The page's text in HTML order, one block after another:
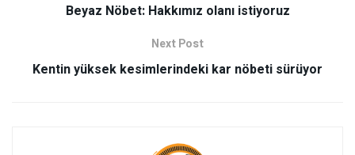
Beyaz Nöbet: Hakkımız olanı istiyoruz
Next Post
Kentin yüksek kesimlerindeki kar nöbeti sürüyor